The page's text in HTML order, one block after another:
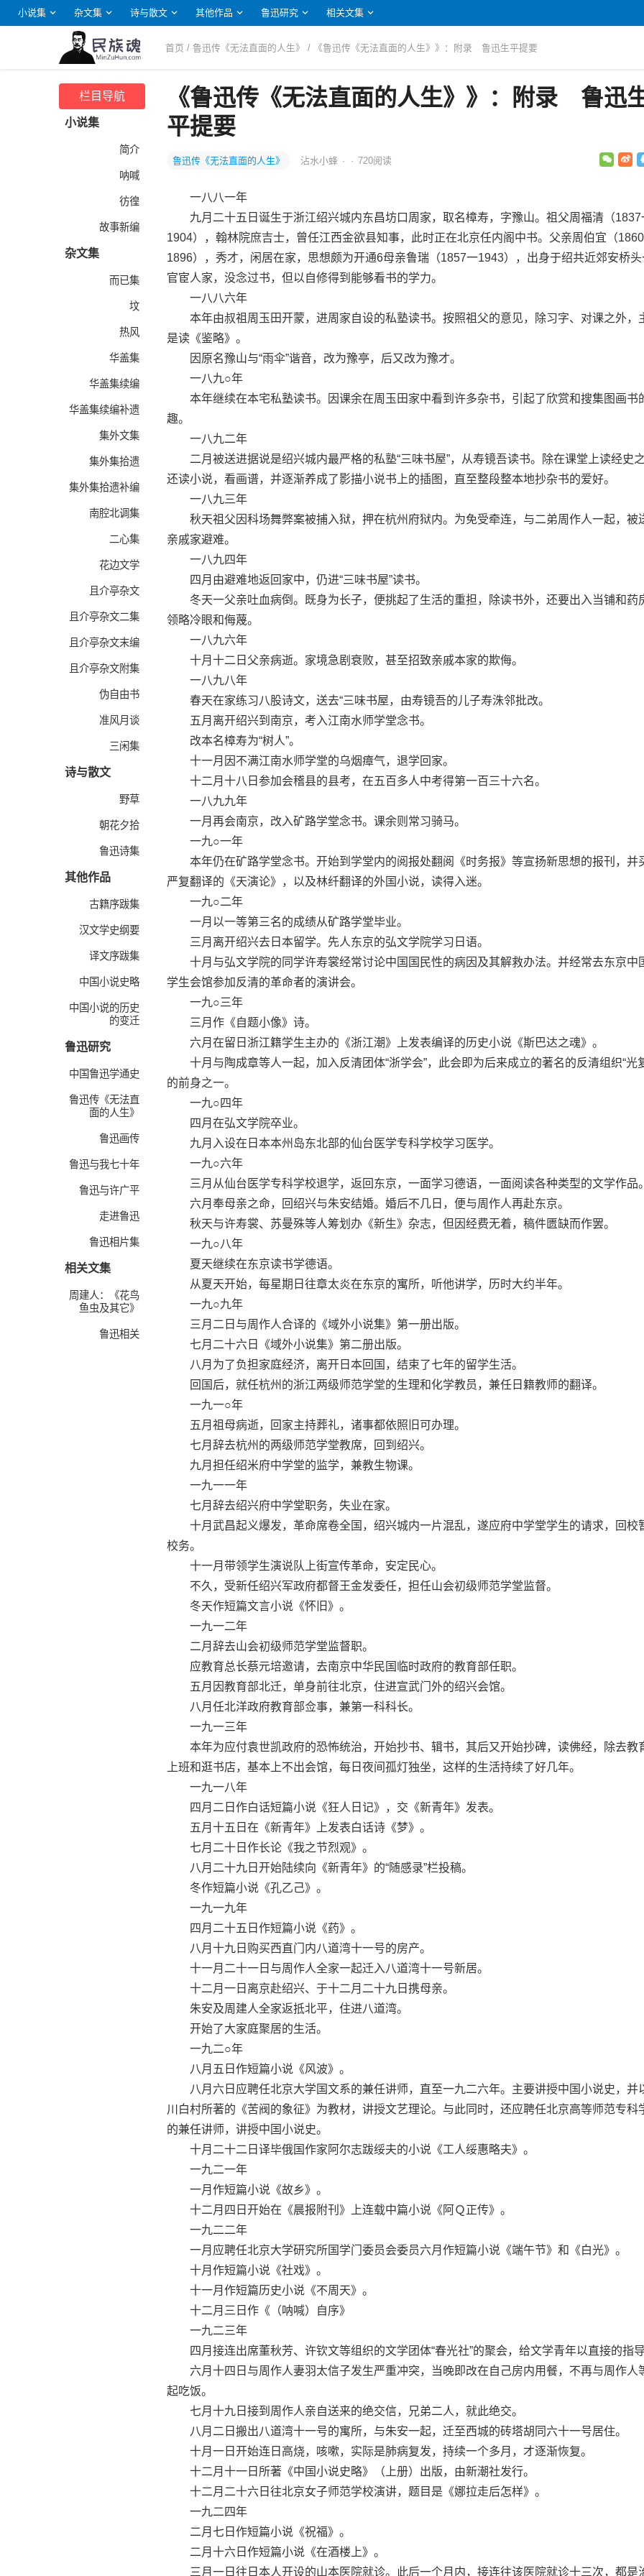
小说集 杂文集 诗与散文 其他作品 鲁迅研究 相关文集
首页 /鲁迅传《无法直面的人生》 / 《鲁迅传《无法直面的人生》》：附录 鲁迅生平提要
栏目导航
小说集
简介
呐喊
彷徨
故事新编
杂文集
而已集
坟
热风
华盖集
华盖集续编
华盖集续编补遗
集外文集
集外集拾遗
集外集拾遗补编
南腔北调集
二心集
花边文学
且介亭杂文
且介亭杂文二集
且介亭杂文末编
且介亭杂文附集
伪自由书
准风月谈
三闲集
诗与散文
野草
朝花夕拾
鲁迅诗集
其他作品
古籍序跋集
汉文学史纲要
译文序跋集
中国小说史略
中国小说的历史
的变迁
鲁迅研究
中国鲁迅学通史
鲁迅传《无法直
面的人生》
鲁迅画传
鲁迅与我七十年
鲁迅与许广平
走进鲁迅
鲁迅相片集
相关文集
周建人：《花鸟
鱼虫及其它》
鲁迅相关
《鲁迅传《无法直面的人生》》：附录 鲁迅
平提要
鲁迅传《无法直面的人生》 沾水小蜂 · · 720阅读
一八八一年
九月二十五日诞生于浙江绍兴城内东昌坊口周家，取名樟寿，字豫山。祖父周福清（1837
1904），翰林院庶吉士，曾任江西金欲县知事，此时正在北京任内阁中书。父亲周伯宜（
1896），秀才，闲居在家，思想颇为开通6母亲鲁瑞（1857一1943），出身于绍共近郊安桥
官宦人家，没念过书，但以自修得到能够看书的学力。
一八八六年
本年由叔祖周玉田开蒙，进周家自设的私塾读书。按照祖父的意见，除习字、对课之外，
是读《鉴略》。
因原名豫山与“雨伞”谐音，改为豫亭，后又改为豫才。
一八九○年
本年继续在本宅私塾读书。因课余在周玉田家中看到许多杂书，引起了欣赏和搜集图画书
趣。
一八九二年
二月被送进据说是绍兴城内最严格的私塾“三味书屋”，从寿镜吾读书。除在课堂上读经史
还读小说，看画谱，并逐渐养成了影描小说书上的插图，直至整段整本地抄杂书的爱好。
一八九三年
秋天祖父因科场舞弊案被捕入狱，押在杭州府狱内。为免受牵连，与二弟周作人一起，被
亲戚家避难。
一八九四年
四月由避难地返回家中，仍进“三味书屋”读书。
冬天一父亲吐血病倒。既身为长子，便挑起了生活的重担，除读书外，还要出入当铺和药
领略冷眼和侮蔑。
一八九六年
十月十二日父亲病逝。家境急剧衰败，甚至招致亲戚本家的欺侮。
一八九八年
春天在家练习八股诗文，送去“三味书屋，由寿镜吾的儿子寿洙邻批改。
五月离开绍兴到南京，考入江南水师学堂念书。
改本名樟寿为“树人”。
十一月因不满江南水师学堂的乌烟瘴气，退学回家。
十二月十八日参加会稽县的县考，在五百多人中考得第一百三十六名。
一八九九年
一月再会南京，改入矿路学堂念书。课余则常习骑马。
一九○一年
本年仍在矿路学堂念书。开始到学堂内的阅报处翻阅《时务报》等宣扬新思想的报刊，并
严复翻译的《天演论》，以及林纤翻译的外国小说，读得入迷。
一九○二年
一月以一等第三名的成绩从矿路学堂毕业。
三月离开绍兴去日本留学。先人东京的弘文学院学习日语。
十月与弘文学院的同学许寿裳经常讨论中国国民性的病因及其解救办法。并经常去东京中
学生会馆参加反清的革命者的演讲会。
一九○三年
三月作《自题小像》诗。
六月在留日浙江籍学生主办的《浙江潮》上发表编译的历史小说《斯巴达之魂》。
十月与陶成章等人一起，加入反清团体“浙学会”，此会即为后来成立的著名的反清组织“光
的前身之一。
一九○四年
四月在弘文学院卒业。
九月入设在日本本州岛东北部的仙台医学专科学校学习医学。
一九○六年
三月从仙台医学专科学校退学，返回东京，一面学习德语，一面阅读各种类型的文学作品
六月奉母亲之命，回绍兴与朱安结婚。婚后不几日，便与周作人再赴东京。
秋天与许寿裳、苏曼殊等人筹划办《新生》杂志，但因经费无着，稿件匮缺而作罢。
一九○八年
夏天继续在东京读书学德语。
从夏天开始，每星期日往章太炎在东京的寓所，听他讲学，历时大约半年。
一九○九年
三月二日与周作人合译的《域外小说集》第一册出版。
七月二十六日《域外小说集》第二册出版。
八月为了负担家庭经济，离开日本回国，结束了七年的留学生活。
回国后，就任杭州的浙江两级师范学堂的生理和化学教员，兼任日籍教师的翻译。
一九一○年
五月祖母病逝，回家主持葬礼，诸事都依照旧可办理。
七月辞去杭州的两级师范学堂教席，回到绍兴。
九月担任绍米府中学堂的监学，兼教生物课。
一九一一年
七月辞去绍兴府中学堂职务，失业在家。
十月武昌起义爆发，革命席卷全国，绍兴城内一片混乱，遂应府中学堂学生的请求，回校
校务。
十一月带领学生演说队上街宣传革命，安定民心。
不久，受新任绍兴军政府都督王金发委任，担任山会初级师范学堂监督。
冬天作短篇文言小说《怀旧》。
一九一二年
二月辞去山会初级师范学堂监督职。
应教育总长蔡元培邀请，去南京中华民国临时政府的教育部任职。
五月因教育部北迁，单身前往北京，住进宣武门外的绍兴会馆。
八月任北洋政府教育部佥事，兼第一科科长。
一九一三年
本年为应付袁世凯政府的恐怖统治，开始抄书、辑书，其后又开始抄碑，读佛经，除去教
上班和逛书店，基本上不出会馆，每日夜间孤灯独坐，这样的生活持续了好几年。
一九一八年
四月二日作白话短篇小说《狂人日记》，交《新青年》发表。
五月十五日在《新青年》上发表白话诗《梦》。
七月二十日作长论《我之节烈观》。
八月二十九日开始陆续向《新青年》的“随感录”栏投稿。
冬作短篇小说《孔乙己》。
一九一九年
四月二十五日作短篇小说《药》。
八月十九日购买西直门内八道湾十一号的房产。
十一月二十一日与周作人全家一起迁入八道湾十一号新居。
十二月一日离京赴绍兴、于十二月二十九日携母亲。
朱安及周建人全家返抵北平，住进八道湾。
开始了大家庭聚居的生活。
一九二○年
八月五日作短篇小说《风波》。
八月六日应聘任北京大学国文系的兼任讲师，直至一九二六年。主要讲授中国小说史，并
川白村所著的《苦阀的象征》为教材，讲授文艺理论。与此同时，还应聘任北京高等师范专科
的兼任讲师，讲授中国小说史。
十月二十二日译毕俄国作家阿尔志跋绥夫的小说《工人绥惠略夫》。
一九二一年
一月作短篇小说《故乡》。
十二月四日开始在《晨报附刊》上连载中篇小说《阿Ｑ正传》。
一九二二年
一月应聘任北京大学研究所国学门委员会委员六月作短篇小说《端午节》和《白光》。
十月作短篇小说《社戏》。
十一月作短篇历史小说《不周天》。
十二月三日作《（呐喊）自序》
一九二三年
四月接连出席董秋芳、许钦文等组织的文学团体“春光社”的聚会，给文学青年以直接的指
六月十四日与周作人妻羽太信子发生严重冲突，当晚即改在自己房内用餐，不再与周作人
起吃饭。
七月十九日接到周作人亲自送来的绝交信，兄弟二人，就此绝交。
八月二日搬出八道湾十一号的寓所，与朱安一起，迁至西城的砖塔胡同六十一号居住。
十月一日开始连日高烧，咳嗽，实际是肺病复发，持续一个多月，才逐渐恢复。
十二月十一日所著《中国小说史略》（上册）出版，由新潮社发行。
十二月二十六日往北京女子师范学校演讲，题目是《娜拉走后怎样》。
一九二四年
二月七日作短篇小说《祝福》。
二月十六日作短篇小说《在酒楼上》。
三月一日往日本人开设的山本医院就诊。此后一个月内，接连往该医院就诊十三次，都是